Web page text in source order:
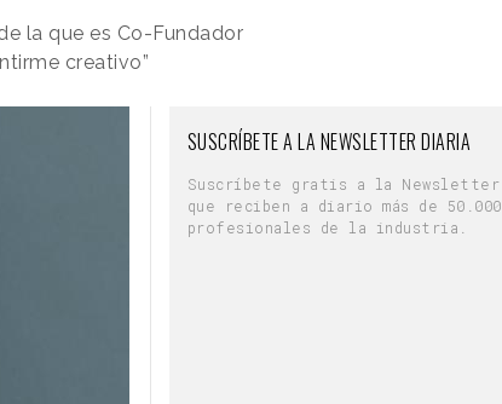
la que es Co-Fundador
creativo”
SUSCRÍBETE A LA NEWSLETTER DIARIA
Suscríbete gratis a la Newsletter
que reciben a diario más de 50.000
profesionales de la industria.